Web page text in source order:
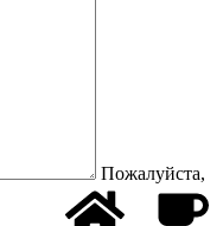
Пожалуйста,